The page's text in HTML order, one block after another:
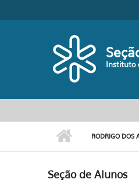
Instituto
RODRIGO DOS
Seção de Alunos